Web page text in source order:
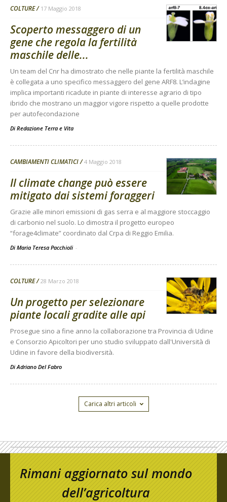
COLTURE 17 Maggio 2018
Scoperto messaggero di un
gene che regola la fertilità
maschile delle...
Un team del Cnr ha dimostrato che nelle piante la fertilità maschile
è collegata a uno specifico messaggero del gene ARF8. L’indagine
implica importanti ricadute in piante di interesse agrario di tipo
ibrido che mostrano un maggior vigore rispetto a quelle prodotte
per autofecondazione
Di Redazione Terra e Vita
CAMBIAMENTI CLIMATICI 4 Maggio 2018
Il climate change può essere
mitigato dai sistemi foraggeri
Grazie alle minori emissioni di gas serra e al maggiore stoccaggio
di carbonio nel suolo. Lo dimostra il progetto europeo
“forage4climate” coordinato dal Crpa di Reggio Emilia.
Di Maria Teresa Pacchioli -
COLTURE 28 Marzo 2018
Un progetto per selezionare
piante locali gradite alle api
Prosegue sino a fine anno la collaborazione tra Provincia di Udine
e Consorzio Apicoltori per uno studio sviluppato dall'Università di
Udine in favore della biodiversità.
DiAdriano Del Fabro
Carica altri articoli
Rimani aggiornato sul mondo
dell’agricoltura